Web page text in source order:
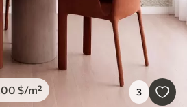
.00 $/m² 3